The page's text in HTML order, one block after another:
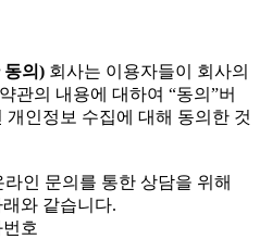
동의) 회사는 이용자들이 회사의
관의 내용에 대하여 “동의”버
인정보 수집에 대해 동의한 것
라인 문의를 통한 상담을 위해
와 같습니다.
호